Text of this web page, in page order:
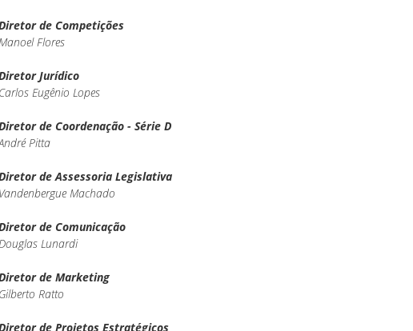
de Competições
Manoel Flores
Jurídico
Carlos Eugênio Lopes
de Coordenação - Série D
Pitta
de Assessoria Legislativa
Vandenbergue Machado
de Comunicação
Douglas Lunardi
de Marketing
Gilberto Ratto
de Projetos Estratégicos